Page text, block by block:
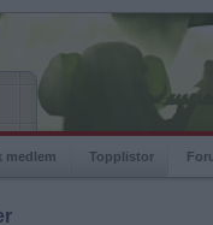
medlem Topplistor